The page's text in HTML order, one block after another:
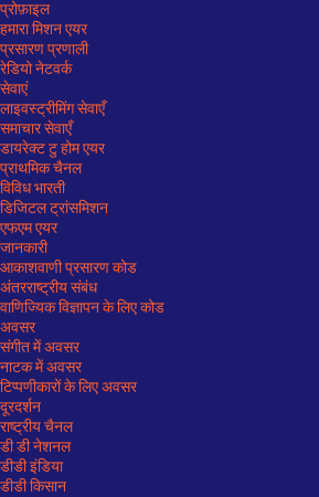
प्रोफ़ाइल
हमारा मिशन एयर
प्रसारण प्रणाली
रेडियो नेटवर्क
सेवाएं
लाइवस्ट्रीमिंग सेवाएँ
समाचार सेवाएँ
डायरेक्ट टु होम एयर
प्राथमिक चैनल
विविध भारती
डिजिटल ट्रांसमिशन
एफएम एयर
जानकारी
आकाशवाणी प्रसारण कोड
अंतरराष्ट्रीय संबंध
वाणिज्यिक विज्ञापन के लिए कोड
अवसर
संगीत में अवसर
नाटक में अवसर
टिप्पणीकारों के लिए अवसर
दूरदर्शन
राष्ट्रीय चैनल
डी डी नेशनल
डीडी इंडिया
डीडी किसान